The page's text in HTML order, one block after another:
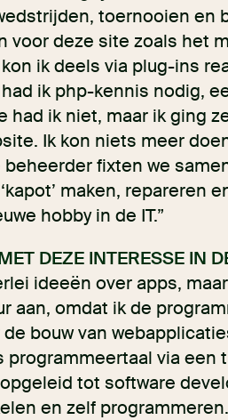
toernooien en
voor deze site zoals het
ik deels via plug-ins
ik php-kennis nodig,
had ik niet, maar ik ging
Ik kon niets meer
fixten we
maken, repareren
hobby in de IT.”
DEZE INTERESSE IN
ideeën over apps,
aan, omdat ik de
bouw van
programmeertaal via een
tot software
en zelf